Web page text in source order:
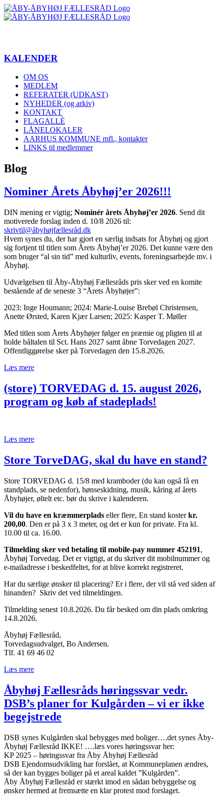
Skip
to
KALENDER
OM OS
MEDLEM
REFERATER (UDKAST)
NYHEDER (og arkiv)
KONTAKT
FLAGALLÈ
LÅNELOKALER
AARHUS KOMMUNE mfl., kontakter
LINKS til medlemmer
Blog
Nominer Årets Åbyhøj’er 2026!!!
DIN mening er vigtig; Nominér årets Åbyhøj’er 2026. Send dit
motiverede forslag inden d. 10/8 2026 til:
skrivtil@åbyhøjfællesråd.dk
Hvem synes du, der har gjort en særlig indsats for Åbyhøj og gjort
sig fortjent til titlen som Årets Åbyhøj’er 2026. Det kunne være den
som bruger “al sin tid” med kulturliv, events, foreningsarbejde mv. i
Åbyhøj.
Udvælgelsen til Åby-Åbyhøj Fællesråds pris sker ved en komite
bestående af de seneste 3 “Årets Åbyhøjer”:
2023: Inge Houmann; 2024: Marie-Louise Brebøl Christensen,
Anette Ørsted, Karen Kjær Larsen; 2025: Kasper T. Møller
Med titlen som Årets Åbyhøjer følger en præmie og pligten til at
holde båltalen til Sct. Hans 2027 samt åbne Torvedagen 2027.
Offentliggørelse sker på Torvedagen den 15.8.2026.
Læs mere
(store) TORVEDAG d. 15. august 2026,
program og køb af stadeplads!
Læs mere
Store TorveDAG, skal du have en stand?
Store TORVEDAG d. 15/8 med kramboder (du kan også få en
standplads, se nedenfor), hønseskidning, musik, kåring af årets
Åbyhøjer, øltelt etc. bør du skrive i kalenderen.
Vil du have en kræmmerplads eller flere, En stand kosterkr.
200,00. Den er på 3 x 3 meter, og det er kun for private. Fra kl.
10.00 til ca. 16.00.
Tilmelding sker ved betaling til mobile-pay nummer 452191,
Åbyhøj Torvedag. Det er vigtigt, at du skriver dit mobilnummer og
e-mailadresse i beskedfeltet, for at blive korrekt registreret.
Har du særlige ønsker til placering? Er i flere, der vil stå ved siden af
hinanden? Skriv det ved tilmeldingen.
Tilmelding senest 10.8.2026. Du får besked om din plads omkring
14.8.2026.
Åbyhøj Fællesråd,
Torvedagsudvalget, Bo Andersen.
Tlf. 41 69 46 02
Læs mere
Åbyhøj Fællesråds høringssvar vedr.
DSB’s planer for Kulgården – vi er ikke
begejstrede
DSB synes Kulgården skal bebygges med boliger….det synes Åby-
Åbyhøj Fællesråd IKKE! ….læs vores høringssvar her:
KP 2025 – høringssvar fra Åby Åbyhøj Fællesråd
DSB Ejendomsudvikling har forslået, at Kommuneplanen ændres,
så der kan bygges boliger på et areal kaldet ”Kulgården”.
Åby Åbyhøj Fællesråd er stærkt imod en sådan bebyggelse og
ønsker hermed at fremsætte en klar protest mod forslaget.